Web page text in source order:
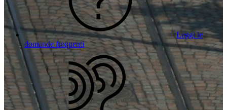
Leggi le
domande frequenti